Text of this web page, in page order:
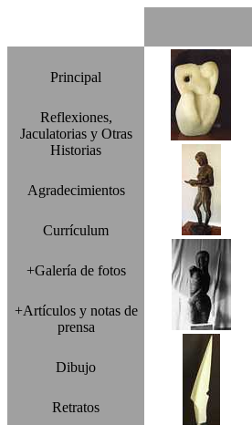
Principal
Reflexiones,
Jaculatorias y Otras
Historias
Agradecimientos
Currículum
+Galería de fotos
+Artículos y notas de
prensa
Dibujo
Retratos